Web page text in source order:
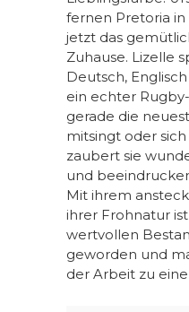
fernen Pretoria in
jetzt das
Zuhause. Lizelle
Deutsch,
ein echter
gerade die
mitsingt oder
zaubert sie
und
Mit ihrem
ihrer Frohnatur
wertvollen
geworden und
der Arbeit zu